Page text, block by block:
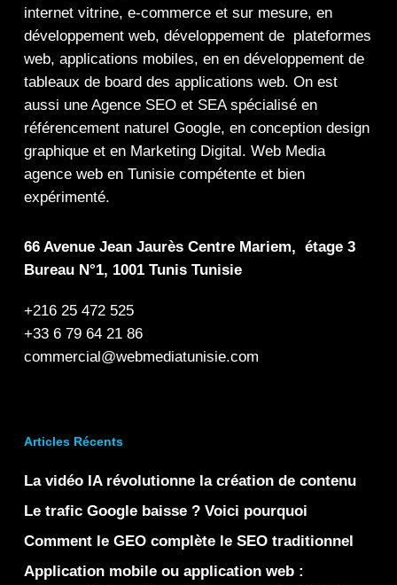
internet vitrine, e-commerceet sur mesure, en
développement web, développement de plateformes
web, applications mobiles, en en développement de
tableaux de board des applications web. On est
aussi une Agence SEOet SEAspécialisé en
référencement naturel Google, en conception design
graphiqueet en Marketing Digital . Web Media
agence web en Tunisie compétente et bien
expérimenté.
66 Avenue Jean Jaurès Centre Mariem, étage 3
Bureau N°1, 1001 Tunis Tunisie
+216 25 472 525
+33 6 79 64 21 86
commercial@webmediatunisie.com
Articles Récents
La vidéo IA révolutionne la création de contenu
Le trafic Google baisse ? Voici pourquoi
Comment le GEO complète le SEO traditionnel
Application mobile ou application web :